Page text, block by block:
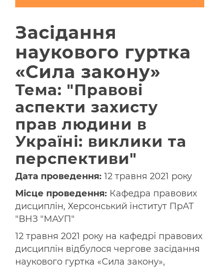
Засідання
наукового гуртка
«Сила закону»
Тема: "Правові
аспекти захисту
прав людини в
Україні: виклики та
перспективи"
Дата проведення: 12 травня 2021 року
Місце проведення: Кафедра правових
дисциплін, Херсонський інститут ПрАТ
"ВНЗ "МАУП"
12 травня 2021 року на кафедрі правових
дисциплін відбулося чергове засідання
наукового гуртка «Сила закону»,